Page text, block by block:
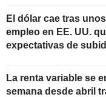
El dólar cae tras
empleo en EE. UU.
expectativas de
La renta variable se
semana desde abril